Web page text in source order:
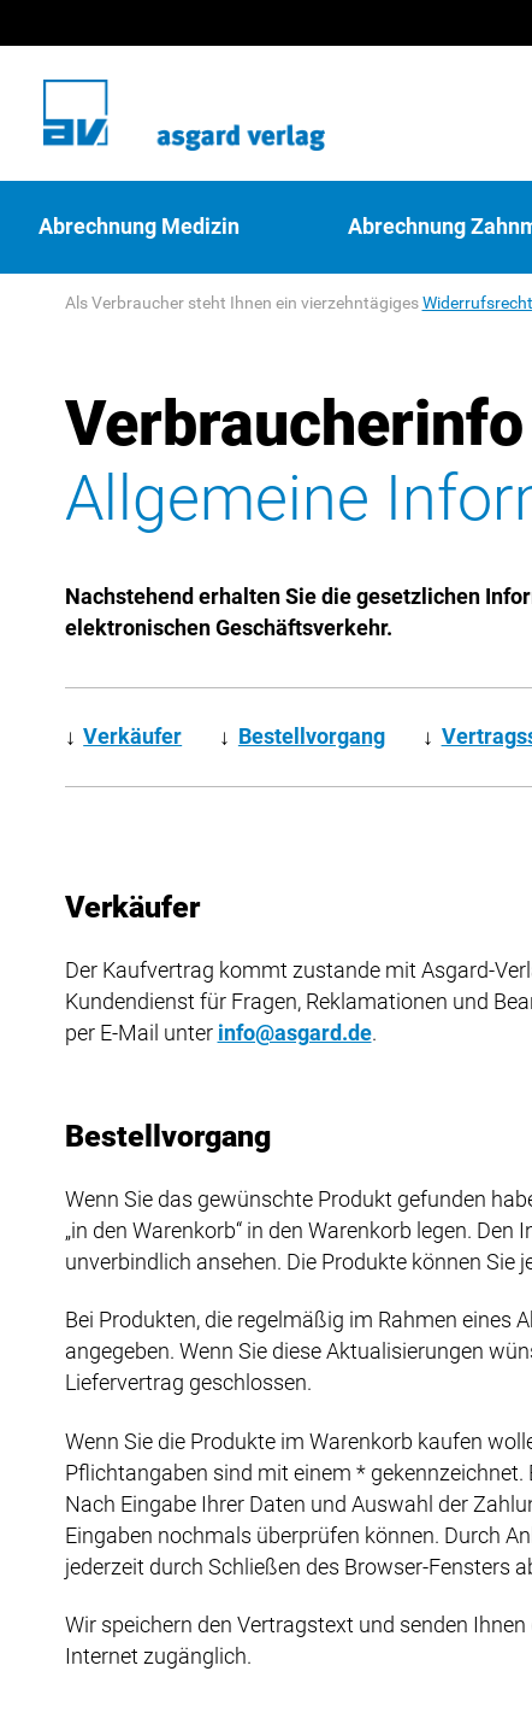
Abrechnung Medizin Abrechnung
Als Verbraucher steht Ihnen ein vierzehntägigesWiderrufsrecht
Verbraucherinfo
Allgemeine
Nachstehend erhalten Sie die gesetzlichen
elektronischen Geschäftsverkehr.
↓ Verkäufer ↓ Bestellvorgang ↓
Verkäufer
Der Kaufvertrag kommt zustande mit Asgard-
Kundendienst für Fragen, Reklamationen und
per E-Mail unter info@asgard.de.
Bestellvorgang
Wenn Sie das gewünschte Produkt gefunden
„in den Warenkorb“ in den Warenkorb legen.
unverbindlich ansehen. Die Produkte können Sie
Bei Produkten, die regelmäßig im Rahmen eines
angegeben. Wenn Sie diese Aktualisierungen
Liefervertrag geschlossen.
Wenn Sie die Produkte im Warenkorb kaufen
Pflichtangaben sind mit einem *
Nach Eingabe Ihrer Daten und Auswahl der
Eingaben nochmals überprüfen können. Durch
jederzeit durch Schließen des Browser-Fensters
Wir speichern den Vertragstext und senden
Internet zugänglich.